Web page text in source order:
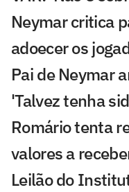
Neymar critica
adoecer os
Pai de Neymar
'Talvez tenha
Romário tenta
valores a
Leilão do